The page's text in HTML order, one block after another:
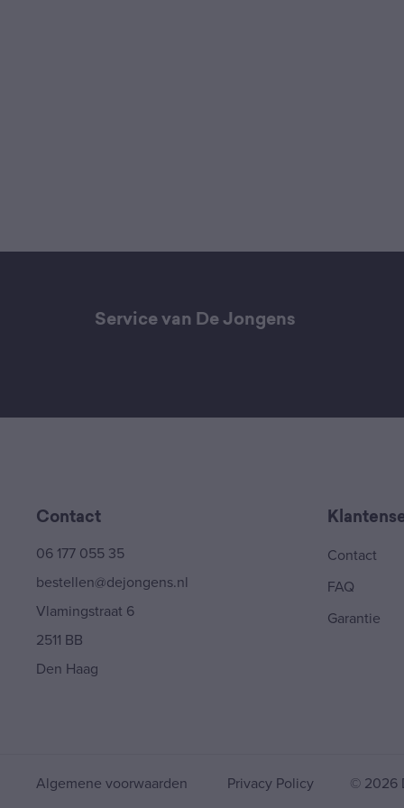
Service van De Jongens
Contact
06 177 055 35
bestellen@dejongens.nl
Vlamingstraat 6
2511 BB
Den Haag
Contact
FAQ
Garantie
Algemene voorwaarden Privacy Policy © 2026